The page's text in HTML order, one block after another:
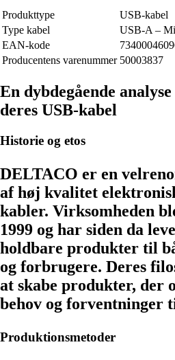
Produkttype
USB-kabel
Type kabel
USB-A –
EAN-kode
Producentens varenummer 50003837
En dybdegående
deres USB-kabel
Historie og etos
DELTACO er en
af høj kvalitet
kabler. Virksomheden
1999 og har siden da
holdbare produkter til
og forbrugere. Deres
at skabe produkter, der
behov og forventninger
Produktionsmetoder